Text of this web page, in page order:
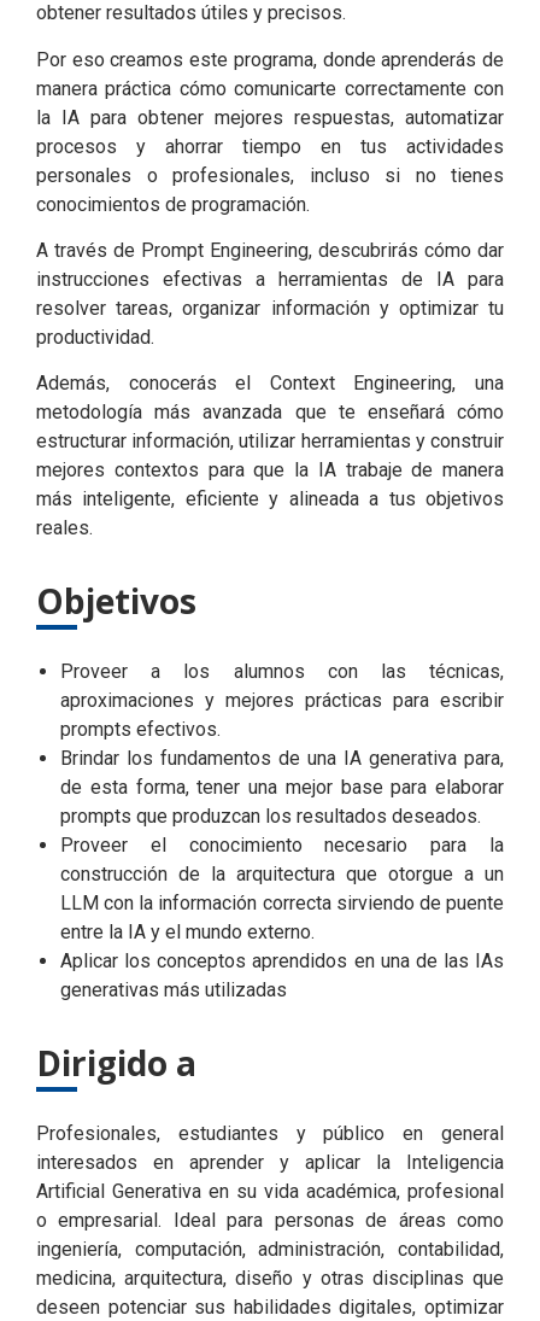
obtener resultados útiles y precisos.
Por eso creamos este programa, donde aprenderás de
manera práctica cómo comunicarte correctamente con
la IA para obtener mejores respuestas, automatizar
procesos y ahorrar tiempo en tus actividades
personales o profesionales, incluso si no tienes
conocimientos de programación.
A través de Prompt Engineering, descubrirás cómo dar
instrucciones efectivas a herramientas de IA para
resolver tareas, organizar información y optimizar tu
productividad.
Además, conocerás el Context Engineering, una
metodología más avanzada que te enseñará cómo
estructurar información, utilizar herramientas y construir
mejores contextos para que la IA trabaje de manera
más inteligente, eficiente y alineada a tus objetivos
reales.
Objetivos
Proveer a los alumnos con las técnicas,
aproximaciones y mejores prácticas para escribir
prompts efectivos.
Brindar los fundamentos de una IA generativa para,
de esta forma, tener una mejor base para elaborar
prompts que produzcan los resultados deseados.
Proveer el conocimiento necesario para la
construcción de la arquitectura que otorgue a un
LLM con la información correcta sirviendo de puente
entre la IA y el mundo externo.
Aplicar los conceptos aprendidos en una de las IAs
generativas más utilizadas
Dirigido a
Profesionales, estudiantes y público en general
interesados en aprender y aplicar la Inteligencia
Artificial Generativa en su vida académica, profesional
o empresarial. Ideal para personas de áreas como
ingeniería, computación, administración, contabilidad,
medicina, arquitectura, diseño y otras disciplinas que
deseen potenciar sus habilidades digitales, optimizar